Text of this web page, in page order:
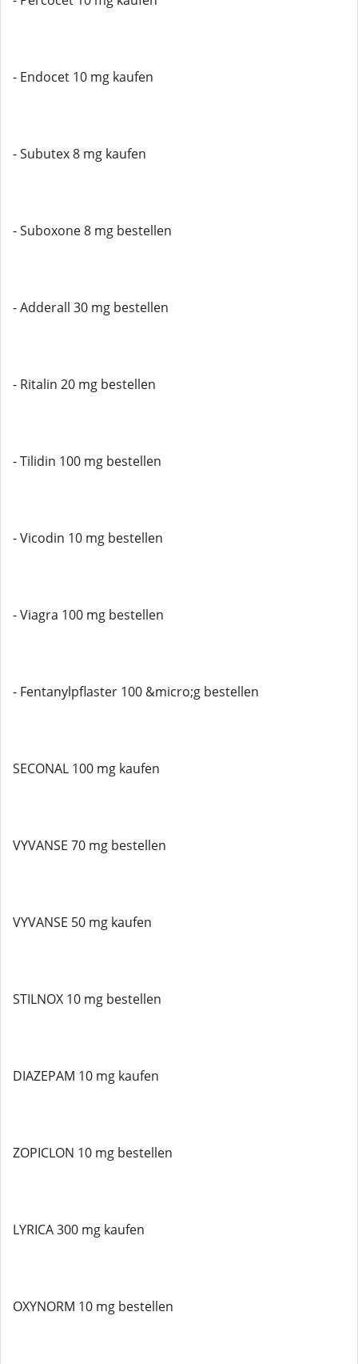
- Endocet 10 mg kaufen
- Subutex 8 mg kaufen
- Suboxone 8 mg bestellen
- Adderall 30 mg bestellen
- Ritalin 20 mg bestellen
- Tilidin 100 mg bestellen
- Vicodin 10 mg bestellen
- Viagra 100 mg bestellen
- Fentanylpflaster 100 &micro;g bestellen
SECONAL 100 mg kaufen
VYVANSE 70 mg bestellen
VYVANSE 50 mg kaufen
STILNOX 10 mg bestellen
DIAZEPAM 10 mg kaufen
ZOPICLON 10 mg bestellen
LYRICA 300 mg kaufen
OXYNORM 10 mg bestellen